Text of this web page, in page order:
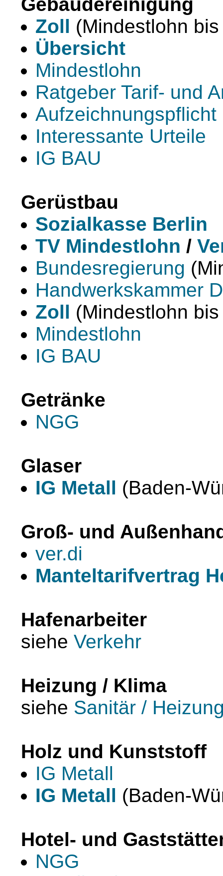
Zoll (Mindestlohn
Übersicht
Mindestlohn
Ratgeber Tarif- und
Interessante Urteile
IG BAU
Gerüstbau
Sozialkasse Berlin
TV Mindestlohn /
Bundesregierung
Handwerkskammer
Zoll (Mindestlohn
Mindestlohn
IG BAU
Getränke
NGG
Glaser
IG Metall (Baden-
Groß- und
ver.di
Manteltarifvertrag
Hafenarbeiter
siehe Verkehr
Heizung / Klima
siehe Sanitär /
Holz und Kunststoff
IG Metall
IG Metall (Baden-
Hotel- und
NGG